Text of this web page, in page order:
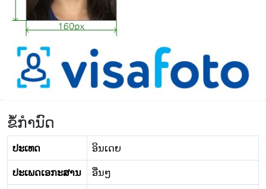
ຂໍ້ກໍານົດ
ປະເທດ
ອິນເດຍ
ປະເພດເອກະສານ
ອື່ນໆ